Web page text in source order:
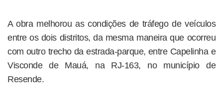
A obra melhorou as condições de tráfego de veículos
entre os dois distritos, da mesma maneira que ocorreu
com outro trecho da estrada-parque, entre Capelinha e
Visconde de Mauá, na RJ-163, no município de
Resende.